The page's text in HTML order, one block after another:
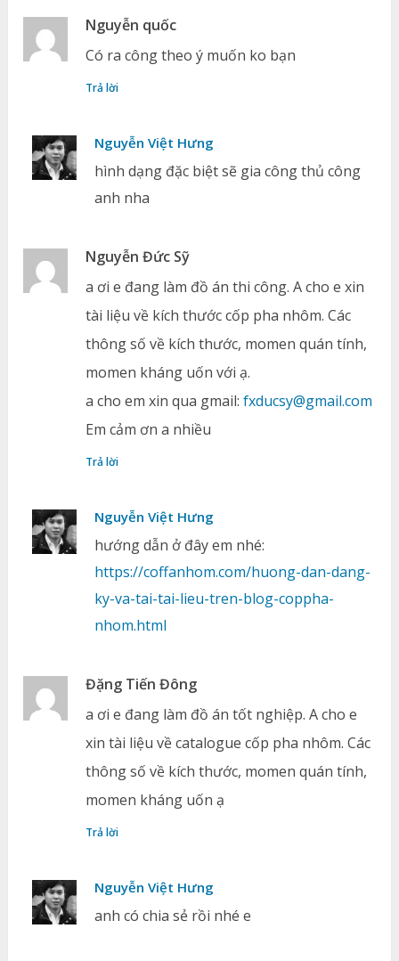
Nguyễn quốc
Có ra công theo ý muốn ko bạn
Trả lời
Nguyễn Việt Hưng
hình dạng đặc biệt sẽ gia công thủ công
anh nha
Nguyễn Đức Sỹ
a ơi e đang làm đồ án thi công. A cho e xin
tài liệu về kích thước cốp pha nhôm. Các
thông số về kích thước, momen quán tính,
momen kháng uốn với ạ.
a cho em xin qua gmail:fxducsy@gmail.com
Em cảm ơn a nhiều
Trả lời
Nguyễn Việt Hưng
hướng dẫn ở đây em nhé:
https://coffanhom.com/huong-dan-dang-
ky-va-tai-tai-lieu-tren-blog-coppha-
nhom.html
Đặng Tiến Đông
a ơi e đang làm đồ án tốt nghiệp. A cho e
xin tài liệu về catalogue cốp pha nhôm. Các
thông số về kích thước, momen quán tính,
momen kháng uốn ạ
Trả lời
Nguyễn Việt Hưng
anh có chia sẻ rồi nhé e